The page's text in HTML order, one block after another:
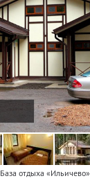
База отдыха «Ильичево»